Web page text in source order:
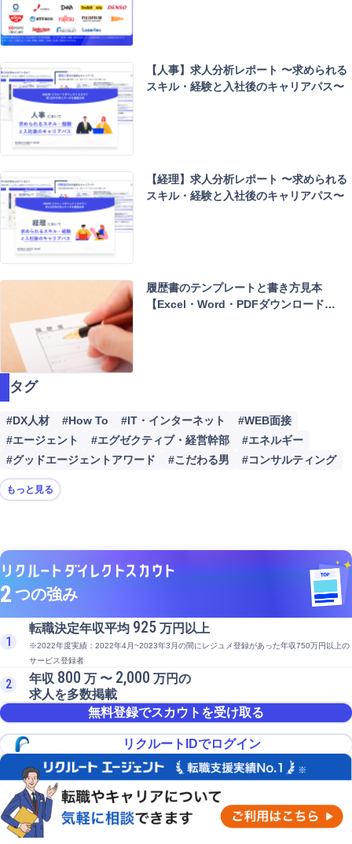
ド
で
検
索
【人事】求人分析レポート 〜求められる
スキル・経験と入社後のキャリアパス〜
【経理】求人分析レポート 〜求められる
スキル・経験と入社後のキャリアパス〜
履歴書のテンプレートと書き方見本
【Excel・Word・PDFダウンロード…
タグ
#DX人材 #How To #IT・インターネット
#WEB面接
#エージェント
#エグゼクティブ・経営幹部
#エネルギー
#グッドエージェントアワード
#こだわる男 #コンサルティング
もっと見る
2 つの強み
1
転職決定年収平均 925 万円以上
※2022年度実績：2022年4月~2023年3月の間にレジュメ登録があった年収750万円以上の
サービス登録者
2 年収 800 万 〜 2,000 万円の
求人を多数掲載
無料登録でスカウトを受け取る
リクルートIDでログイン